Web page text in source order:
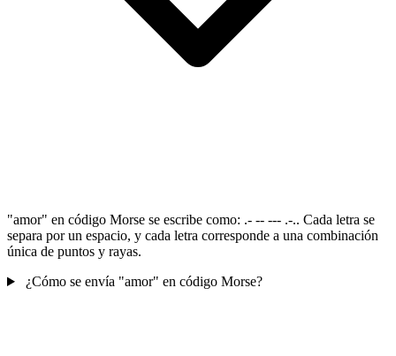
"amor" en código Morse se escribe como: .- -- --- .-.. Cada letra se
separa por un espacio, y cada letra corresponde a una combinación
única de puntos y rayas.
¿Cómo se envía "amor" en código Morse?